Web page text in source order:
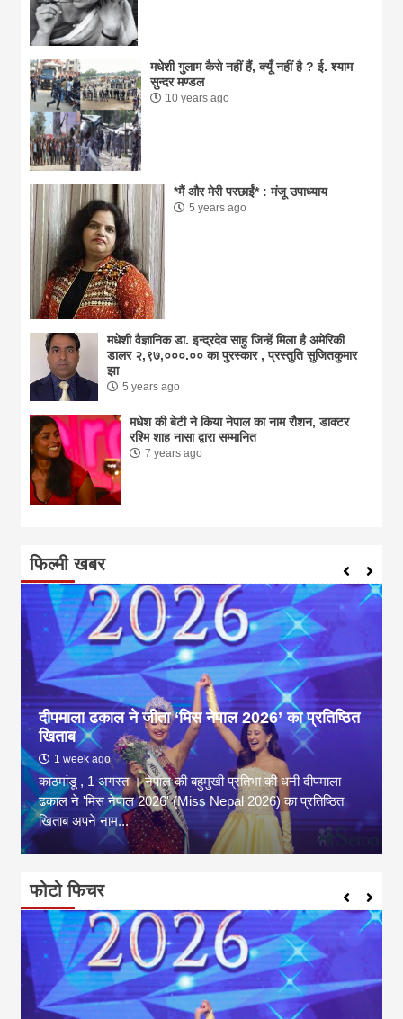
मधेशी गुलाम कैसे नहीं हैं, क्यूँ नहीं है ? ई. श्याम
सुन्दर मण्डल
10 years ago
*मैं और मेरी परछाईं* : मंजू उपाध्याय
5 years ago
मधेशी वैज्ञानिक डा. इन्द्रदेव साहु जिन्हें मिला है अमेरिकी
डालर २,९७,०००.०० का पुरस्कार , प्रस्तुति सुजितकुमार
झा
5 years ago
मधेश की बेटी ने किया नेपाल का नाम राैशन, डाक्टर
रश्मि शाह नासा द्वारा सम्मानित
7 years ago
फिल्मी खबर
दीपमाला ढकाल ने जीता ‘मिस नेपाल 2026’ का प्रतिष्ठित
खिताब
1 week ago
काठमांडू , 1 अगस्त । नेपाल की बहुमुखी प्रतिभा की धनी दीपमाला
ढकाल ने 'मिस नेपाल 2026' (Miss Nepal 2026) का प्रतिष्ठित
खिताब अपने नाम...
फोटो फिचर